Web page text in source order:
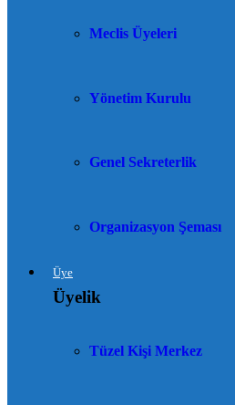
Meclis Üyeleri
Yönetim Kurulu
Genel Sekreterlik
Organizasyon Şeması
Üye
Üyelik
Tüzel Kişi Merkez